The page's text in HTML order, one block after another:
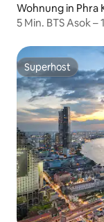
Wohnung in Phra
5 Min. BTS Asok
Superhost
Superhost